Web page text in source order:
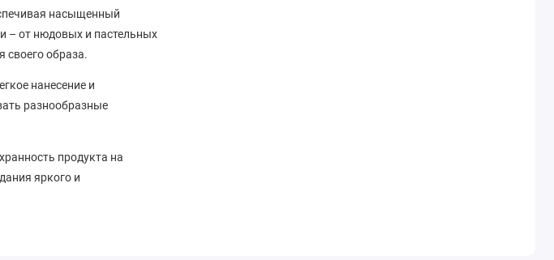
насыщенный
– от нюдовых и пастельных
своего образа.
нанесение и
разнообразные
продукта на
яркого и